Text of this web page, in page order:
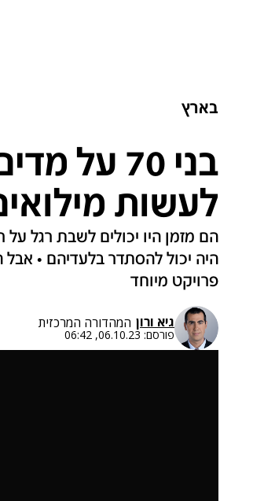
בארץ
בני 70
לעשות
הם מזמן היו יכולים לשבת רגל
היה יכול להסתדר בלעדיהם •
פרויקט מיוחד
גיא ורון המהדורה המרכזית
פורסם: 06.10.23, 06:42